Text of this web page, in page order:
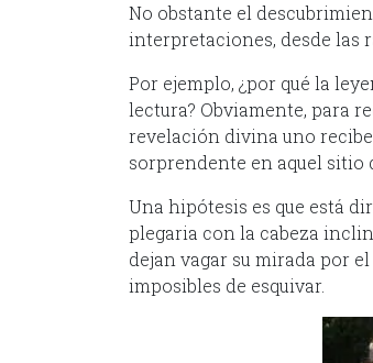
No obstante el
interpretaciones, desde las
Por ejemplo, ¿por qué la
lectura? Obviamente, para
revelación divina uno recibe
sorprendente en aquel sitio
Una hipótesis es que está
plegaria con la cabeza
dejan vagar su mirada por
imposibles de esquivar.